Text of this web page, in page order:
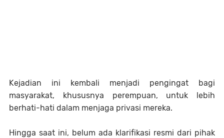
Kejadian ini kembali menjadi pengingat bagi
masyarakat, khususnya perempuan, untuk lebih
berhati-hati dalam menjaga privasi mereka.
Hingga saat ini, belum ada klarifikasi resmi dari pihak